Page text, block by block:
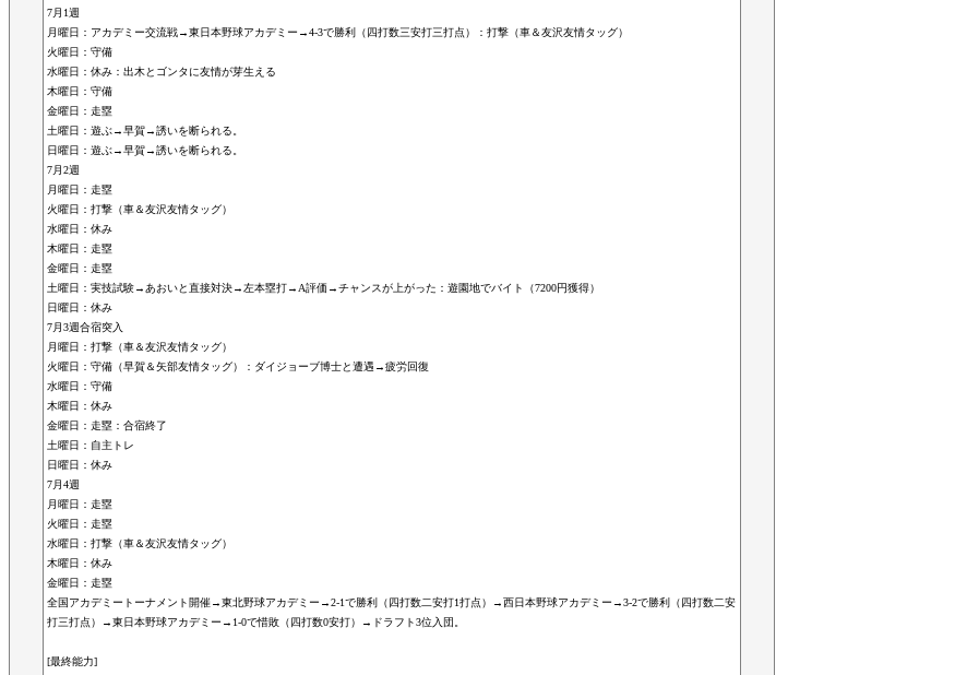
7月1週
月曜日：アカデミー交流戦→東日本野球アカデミー→4-3で勝利（四打数三安打三打点）：打撃（車＆友沢友情タッグ）
火曜日：守備
水曜日：休み：出木とゴンタに友情が芽生える
木曜日：守備
金曜日：走塁
土曜日：遊ぶ→早賀→誘いを断られる。
日曜日：遊ぶ→早賀→誘いを断られる。
7月2週
月曜日：走塁
火曜日：打撃（車＆友沢友情タッグ）
水曜日：休み
木曜日：走塁
金曜日：走塁
土曜日：実技試験→あおいと直接対決→左本塁打→A評価→チャンスが上がった：遊園地でバイト（7200円獲得）
日曜日：休み
7月3週合宿突入
月曜日：打撃（車＆友沢友情タッグ）
火曜日：守備（早賀＆矢部友情タッグ）：ダイジョーブ博士と遭遇→疲労回復
水曜日：守備
木曜日：休み
金曜日：走塁：合宿終了
土曜日：自主トレ
日曜日：休み
7月4週
月曜日：走塁
火曜日：走塁
水曜日：打撃（車＆友沢友情タッグ）
木曜日：休み
金曜日：走塁
全国アカデミートーナメント開催→東北野球アカデミー→2-1で勝利（四打数二安打1打点）→西日本野球アカデミー→3-2で勝利（四打数二安
打三打点）→東日本野球アカデミー→1-0で惜敗（四打数0安打）→ドラフト3位入団。
[最終能力]